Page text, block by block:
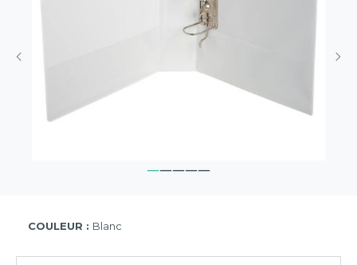
COULEUR : Blanc